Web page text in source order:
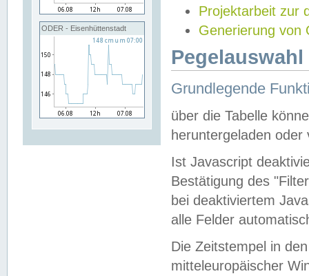
ODER - Eisenhüttenstadt
Projektarbeit zur
Generierung von
Grundlegende
über die Tabelle
heruntergeladen oder
Ist Javascript
Bestätigung des
bei deaktiviertem
alle Felder
Die Zeitstempel in
mitteleuropäischer